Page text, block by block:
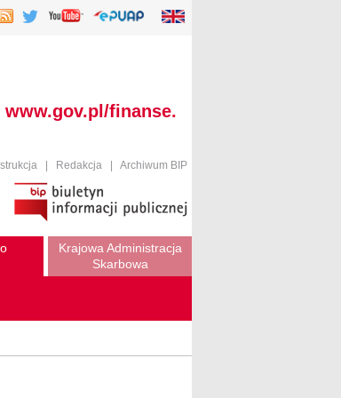
www.gov.pl/finanse.
Redakcja Archiwum BIP
Krajowa Administracja
Skarbowa